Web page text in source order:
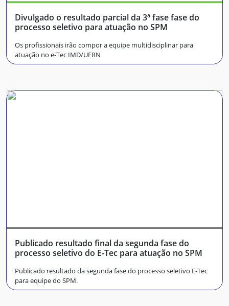
Divulgado o resultado parcial da 3ª fase fase do
processo seletivo para atuação no SPM
Os profissionais irão compor a equipe multidisciplinar para
atuação no e-Tec IMD/UFRN
Publicado resultado final da segunda fase do
processo seletivo do E-Tec para atuação no SPM
Publicado resultado da segunda fase do processo seletivo E-Tec
para equipe do SPM.